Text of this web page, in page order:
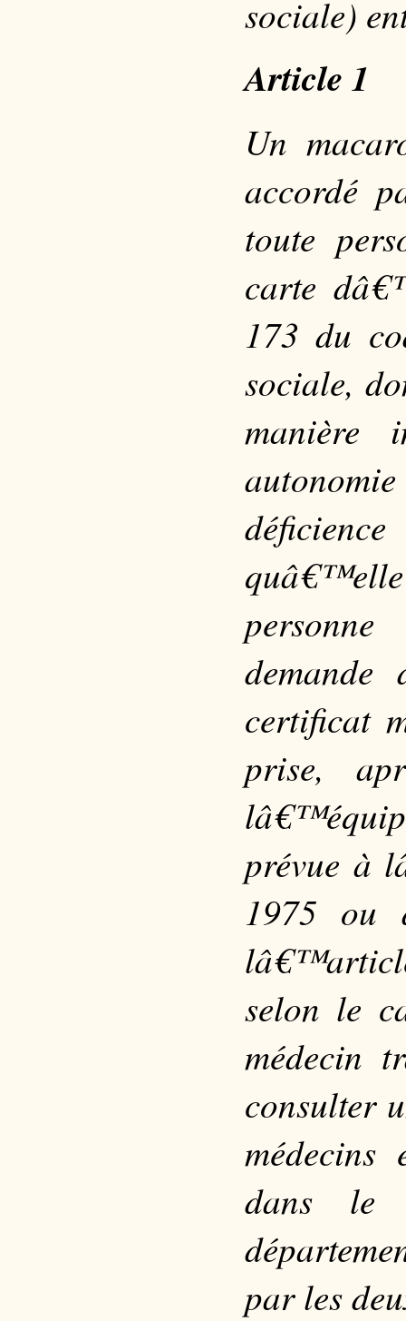
sociale)
Article 1
Un
accordé
toute
carte
173 du
sociale,
manière
quâ€™elle
certificat
prise,
prévue à
1975 ou
selon le
médecin
consulter
dans le
par les